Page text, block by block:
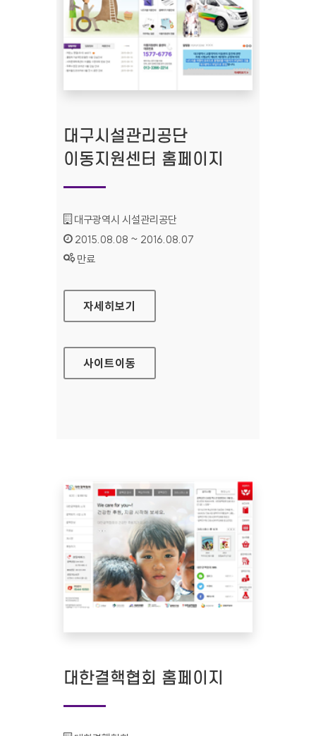
대구시설관리공단
이동지원센터 홈페이지
기관명 :
대구광역시 시설관리공단
인증기간 :
2015.08.08 ~ 2016.08.07
상태 :
만료
대구시설관리공단 이동지원센터 홈페이지
자세히보기
사이트이동
대한결핵협회 홈페이지